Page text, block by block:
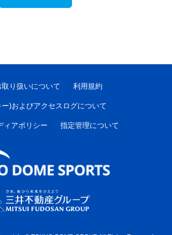
り扱いについて 利用規約
)およびアクセスログについて
ィアポリシー 指定管理について